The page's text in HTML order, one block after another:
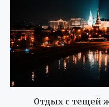
Отдых с тещей